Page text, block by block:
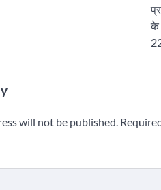
के
will not be published.